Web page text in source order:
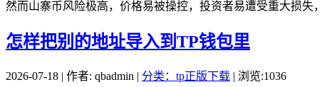
然而山寨币风险极高，价格易被操控，投资者易遭受重大损失
怎样把别的地址导入到TP钱包里
2026-07-18 | 作者: qbadmin | 分类：tp正版下载 | 浏览:1036